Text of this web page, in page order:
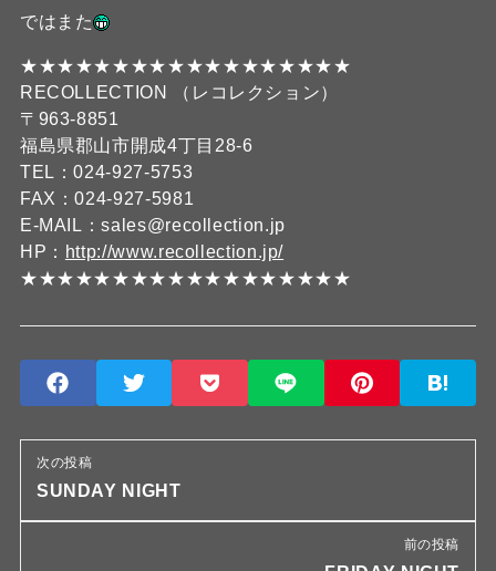
ではまた
★★★★★★★★★★★★★★★★★★
RECOLLECTION （レコレクション）
〒963-8851
福島県郡山市開成4丁目28-6
TEL：024-927-5753
FAX：024-927-5981
E-MAIL：sales@recollection.jp
HP： http://www.recollection.jp/
★★★★★★★★★★★★★★★★★★
次の投稿
SUNDAY NIGHT
前の投稿